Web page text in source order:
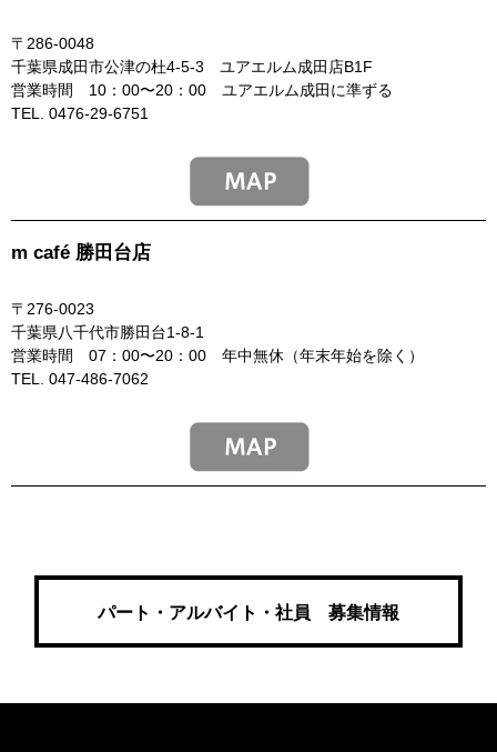
〒286-0048
千葉県成田市公津の杜4-5-3 ユアエルム成田店B1F
営業時間 10：00〜20：00 ユアエルム成田に準ずる
TEL. 0476-29-6751
m café 勝田台店
〒276-0023
千葉県八千代市勝田台1-8-1
営業時間 07：00〜20：00 年中無休（年末年始を除く）
TEL. 047-486-7062
パート・アルバイト・社員 募集情報